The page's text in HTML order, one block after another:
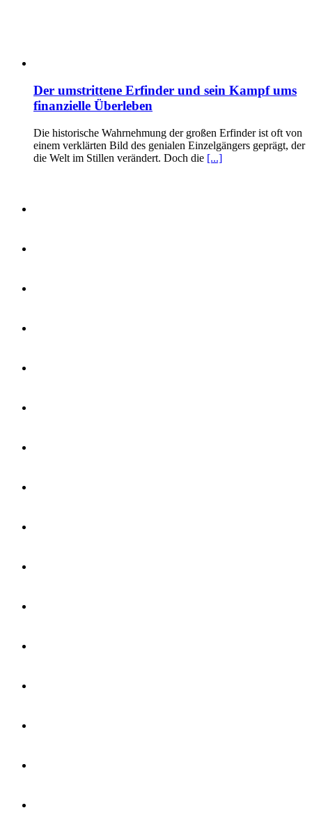
Der umstrittene Erfinder und sein Kampf ums
finanzielle Überleben
Die historische Wahrnehmung der großen Erfinder ist oft von
einem verklärten Bild des genialen Einzelgängers geprägt, der
die Welt im Stillen verändert. Doch die [...]